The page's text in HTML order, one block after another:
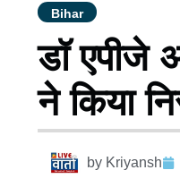
Bihar
डॉ एपीजे
ने किया
by Kriyansh